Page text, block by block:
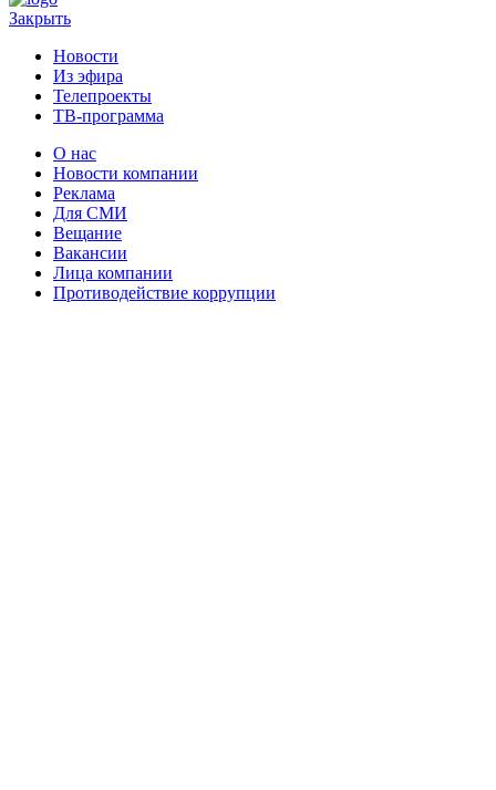
Закрыть
Новости
Из эфира
Телепроекты
ТВ-программа
О нас
Новости компании
Реклама
Для СМИ
Вещание
Вакансии
Лица компании
Противодействие коррупции